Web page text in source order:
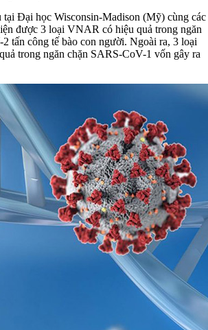
tại Đại học Wisconsin-Madison (Mỹ) cùng các
được 3 loại VNAR có hiệu quả trong ngăn
tấn công tế bào con người. Ngoài ra, 3 loại
trong ngăn chặn SARS-CoV-1 vốn gây ra